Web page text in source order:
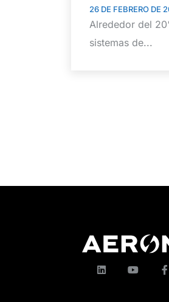
26 DE FEBRERO DE
Alrededor del
sistemas de...